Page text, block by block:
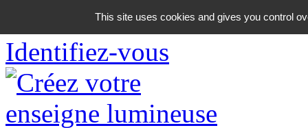
06 18 42 08 59
Identifiez-vous
This site uses cookies and gives you control